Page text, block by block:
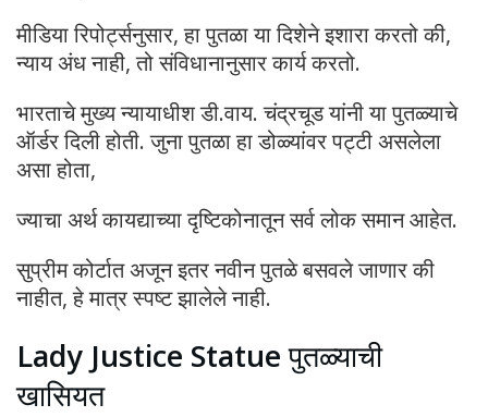
मीडिया रिपोर्ट्सनुसार, हा पुतळा या दिशेने इशारा करतो की,
न्याय अंध नाही, तो संविधानानुसार कार्य करतो.
भारताचे मुख्य न्यायाधीश डी.वाय. चंद्रचूड यांनी या पुतळ्याचे
ऑर्डर दिली होती. जुना पुतळा हा डोळ्यांवर पट्टी असलेला
असा होता,
ज्याचा अर्थ कायद्याच्या दृष्टिकोनातून सर्व लोक समान आहेत.
सुप्रीम कोर्टात अजून इतर नवीन पुतळे बसवले जाणार की
नाहीत, हे मात्र स्पष्ट झालेले नाही.
Lady Justice Statueपुतळ्याची
खासियत